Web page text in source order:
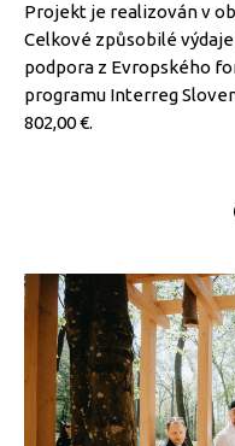
Projekt je realizován v
Celkové způsobilé
podpora z Evropského
programu Interreg
802,00 €.